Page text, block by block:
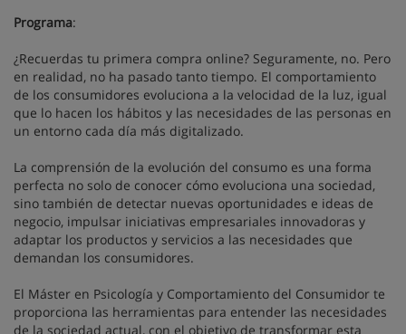
Programa:
¿Recuerdas tu primera compra online? Seguramente, no. Pero
en realidad, no ha pasado tanto tiempo. El comportamiento
de los consumidores evoluciona a la velocidad de la luz, igual
que lo hacen los hábitos y las necesidades de las personas en
un entorno cada día más digitalizado.
La comprensión de la evolución del consumo es una forma
perfecta no solo de conocer cómo evoluciona una sociedad,
sino también de detectar nuevas oportunidades e ideas de
negocio, impulsar iniciativas empresariales innovadoras y
adaptar los productos y servicios a las necesidades que
demandan los consumidores.
El Máster en Psicología y Comportamiento del Consumidor te
proporciona las herramientas para entender las necesidades
de la sociedad actual, con el objetivo de transformar esta